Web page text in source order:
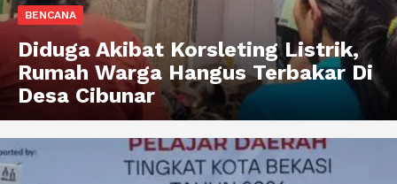
BENCANA
Diduga Akibat Korsleting Listrik,
Rumah Warga Hangus Terbakar Di
Desa Cibunar